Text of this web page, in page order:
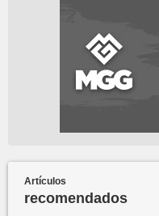
Artículos
recomendados